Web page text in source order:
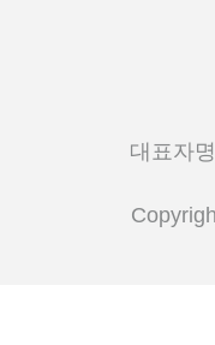
대표자